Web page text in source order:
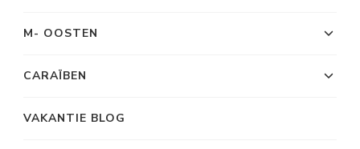
M- OOSTEN
CARAÏBEN
VAKANTIE BLOG